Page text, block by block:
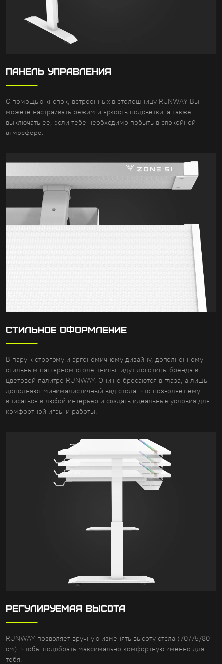
ПАНЕЛЬ УПРАВЛЕНИЯ
С помощью кнопок, встроенных в столешницу RUNWAY Вы
можете настраивать режим и яркость подсветки, а также
выключать ее, если тебе необходимо побыть в спокойной
атмосфере.
СТИЛЬНОЕ ОФОРМЛЕНИЕ
В пару к строгому и эргономичному дизайну, дополненному
стильным паттерном столешницы, идут логотипы бренда в
цветовой палитре RUNWAY. Они не бросаются в глаза, а лишь
дополняют минималистичный вид стола, что позволяет ему
вписаться в любой интерьер и создать идеальные условия для
комфортной игры и работы.
РЕГУЛИРУЕМАЯ ВЫСОТА
RUNWAY позволяет вручную изменять высоту стола (70/75/80
см), чтобы подобрать максимально комфортную именно для
тебя.